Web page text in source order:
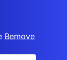
Bemove